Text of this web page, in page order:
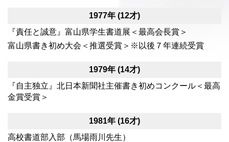
1977年 (12才)
『責任と誠意』富山県学生書道展＜最高会長賞＞
富山県書き初め大会＜推選受賞＞※以後７年連続受賞
1979年 (14才)
『自主独立』北日本新聞社主催書き初めコンクール＜最高
金賞受賞＞
1981年 (16才)
高校書道部入部（馬場雨川先生）